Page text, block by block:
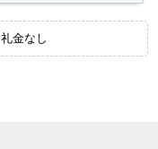
礼金なし